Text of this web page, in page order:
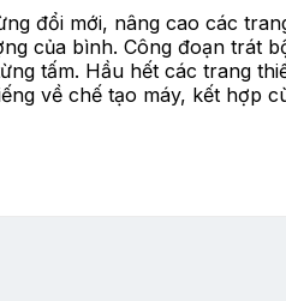
đổi mới, nâng cao các
của bình. Công đoạn
tấm. Hầu hết các trang
về chế tạo máy, kết hợp